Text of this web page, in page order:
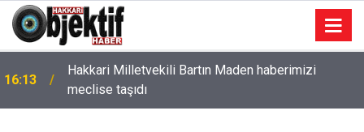
16:13
Hakkari Milletvekili Bartın Maden haberimizi
meclise taşıdı